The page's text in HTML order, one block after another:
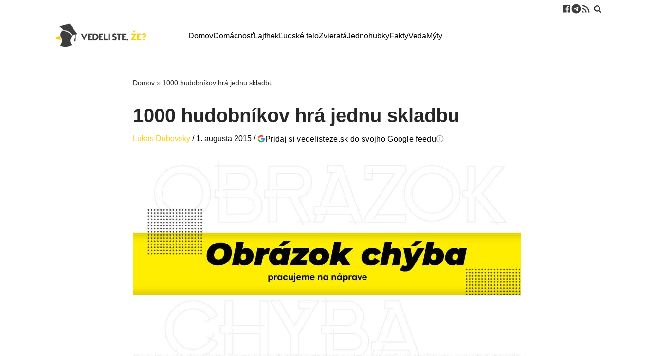
DomovDomácnosťLajfhekĽudské teloZvieratáJednohubkyFaktyVedaMýty
Domov » 1000 hudobníkov hrá jednu skladbu
1000 hudobníkov hrá jednu skladbu
Lukas Dubovsky / 1. augusta 2015 / Pridaj si vedelisteze.sk do svojho Google feedu